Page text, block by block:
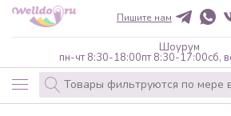
Шоурум
пн-чт 8:30-18:00пт 8:30-17:00сб,
Пишите нам